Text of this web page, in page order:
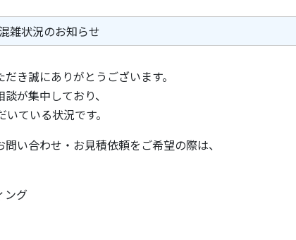
雑状況のお知らせ
き誠にありがとうございます。
が集中しており、
ている状況です。
い合わせ・お見積依頼をご希望の際は、
ング